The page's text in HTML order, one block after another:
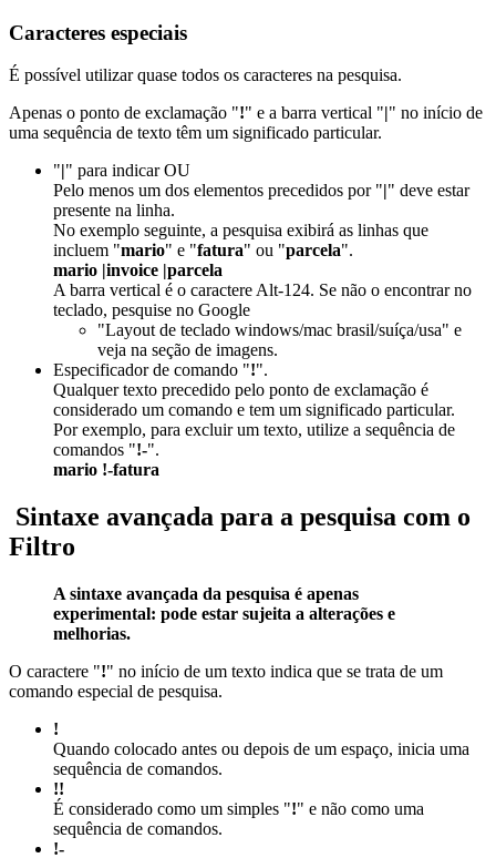
Caracteres especiais
É possível utilizar quase todos os caracteres na pesquisa.
Apenas o ponto de exclamação "!" e a barra vertical "|" no início de
uma sequência de texto têm um significado particular.
"|" para indicar OU
Pelo menos um dos elementos precedidos por "|" deve estar
presente na linha.
No exemplo seguinte, a pesquisa exibirá as linhas que
incluem "mario" e "fatura" ou "parcela".
mario |invoice |parcela
A barra vertical é o caractere Alt-124. Se não o encontrar no
teclado, pesquise no Google
"Layout de teclado windows/mac brasil/suíça/usa" e
veja na seção de imagens.
Especificador de comando "!".
Qualquer texto precedido pelo ponto de exclamação é
considerado um comando e tem um significado particular.
Por exemplo, para excluir um texto, utilize a sequência de
comandos "!-".
mario !-fatura
Sintaxe avançada para a pesquisa com o
Filtro
A sintaxe avançada da pesquisa é apenas
experimental: pode estar sujeita a alterações e
melhorias.
O caractere "!" no início de um texto indica que se trata de um
comando especial de pesquisa.
!
Quando colocado antes ou depois de um espaço, inicia uma
sequência de comandos.
!!
É considerado como um simples "!" e não como uma
sequência de comandos.
!-